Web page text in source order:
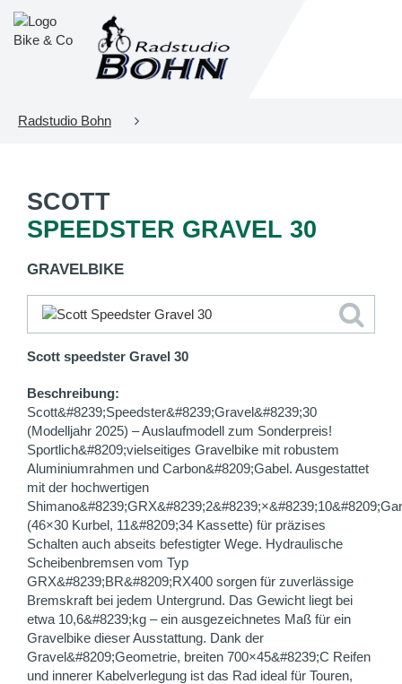
Radstudio Bohn
SCOTT
SPEEDSTER GRAVEL 30
GRAVELBIKE
Scott speedster Gravel 30
Beschreibung:
Scott&#8239;Speedster&#8239;Gravel&#8239;30
(Modelljahr 2025) – Auslaufmodell zum Sonderpreis!
Sportlich&#8209;vielseitiges Gravelbike mit robustem
Aluminiumrahmen und Carbon&#8209;Gabel. Ausgestattet
mit der hochwertigen
(46×30 Kurbel, 11&#8209;34 Kassette) für präzises
Schalten auch abseits befestigter Wege. Hydraulische
Scheibenbremsen vom Typ
GRX&#8239;BR&#8209;RX400 sorgen für zuverlässige
Bremskraft bei jedem Untergrund. Das Gewicht liegt bei
etwa 10,6&#8239;kg – ein ausgezeichnetes Maß für ein
Gravelbike dieser Ausstattung. Dank der
Gravel&#8209;Geometrie, breiten 700×45&#8239;C Reifen
und innerer Kabelverlegung ist das Rad ideal für Touren,